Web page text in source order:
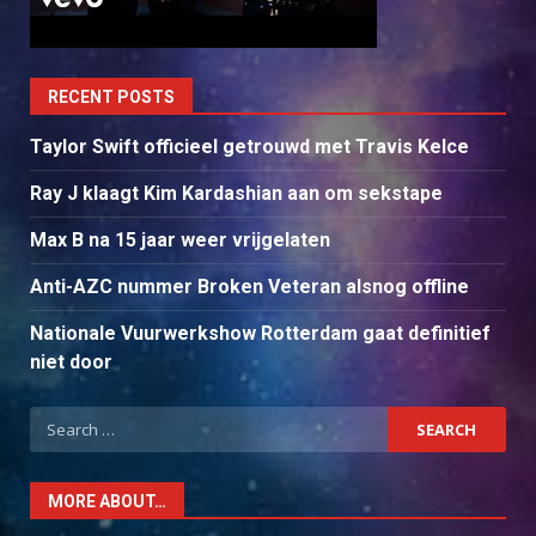
RECENT POSTS
Taylor Swift officieel getrouwd met Travis Kelce
Ray J klaagt Kim Kardashian aan om sekstape
Max B na 15 jaar weer vrijgelaten
Anti-AZC nummer Broken Veteran alsnog offline
Nationale Vuurwerkshow Rotterdam gaat definitief
niet door
Search
for:
MORE ABOUT…